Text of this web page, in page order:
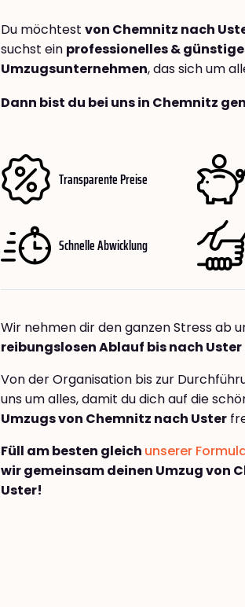
Du möchtest von Chemnitz nach
suchst ein professionelles &
Umzugsunternehmen, das sich um
Dann bist du bei uns in Chemnitz
Transparente Preise
Schnelle Abwicklung
Wir nehmen dir den ganzen Stress ab
reibungslosen Ablauf bis nach Uster
Von der Organisation bis zur
uns um alles, damit du dich auf die
Umzugs von Chemnitz nach Uster
Füll am besten gleich unserer
wir gemeinsam deinen Umzug von
Uster!